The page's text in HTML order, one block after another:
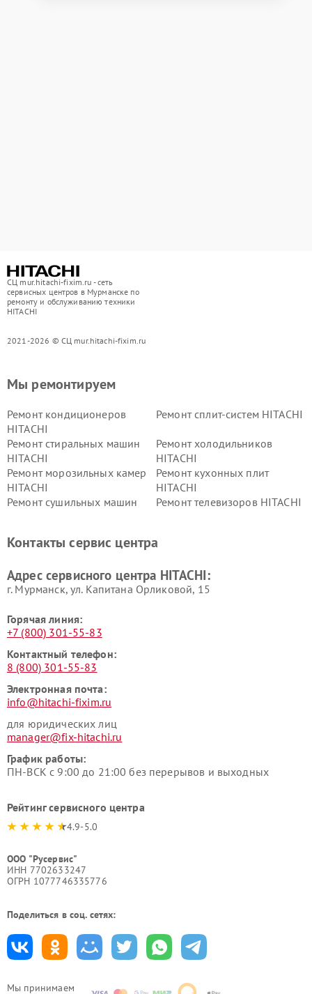
СЦ mur.hitachi-fixim.ru - сеть
сервисных центров в Мурманске по
ремонту и обслуживанию техники
HITACHI
2021-2026 © СЦ mur.hitachi-fixim.ru
Мы принимаем
Мы ремонтируем
Ремонт кондиционеров
HITACHI
Ремонт сплит-систем HITACHI
Ремонт стиральных машин
HITACHI
Ремонт холодильников
HITACHI
Ремонт морозильных камер
HITACHI
Ремонт кухонных плит
HITACHI
Ремонт сушильных машин
Ремонт телевизоров HITACHI
данных HITACHI
HITACHI
HITACHI
HITACHI
Контакты сервис центра
Адрес сервисного центра HITACHI:
г. Мурманск, ул. Капитана Орликовой, 15
Горячая линия:
+7 (800) 301-55-83
Контактный телефон:
8 (800) 301-55-83
Электронная почта:
info@hitachi-fixim.ru
для юридических лиц
manager@fix-hitachi.ru
График работы:
ПН-ВСК с 9:00 до 21:00 без перерывов и выходных
Рейтинг сервисного центра
4.9-5.0
ООО "Русервис"
ИНН 7702633247
ОГРН 1077746335776
Поделиться в соц. сетях: